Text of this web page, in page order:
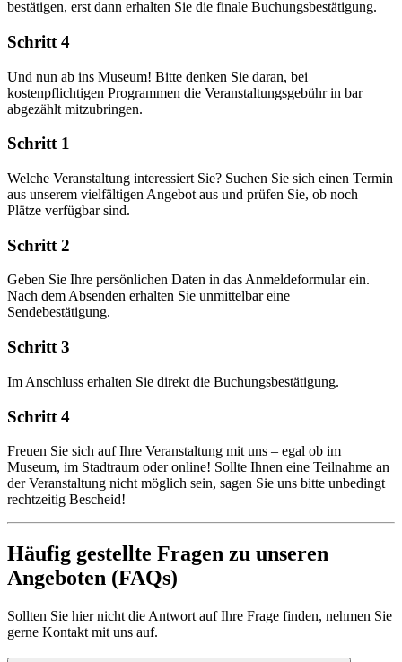
bestätigen, erst dann erhalten Sie die finale Buchungsbestätigung.
Schritt 4
Und nun ab ins Museum! Bitte denken Sie daran, bei
kostenpflichtigen Programmen die Veranstaltungsgebühr in bar
abgezählt mitzubringen.
Schritt 1
Welche Veranstaltung interessiert Sie? Suchen Sie sich einen Termin
aus unserem vielfältigen Angebot aus und prüfen Sie, ob noch
Plätze verfügbar sind.
Schritt 2
Geben Sie Ihre persönlichen Daten in das Anmeldeformular ein.
Nach dem Absenden erhalten Sie unmittelbar eine
Sendebestätigung.
Schritt 3
Im Anschluss erhalten Sie direkt die Buchungsbestätigung.
Schritt 4
Freuen Sie sich auf Ihre Veranstaltung mit uns – egal ob im
Museum, im Stadtraum oder online! Sollte Ihnen eine Teilnahme an
der Veranstaltung nicht möglich sein, sagen Sie uns bitte unbedingt
rechtzeitig Bescheid!
Häufig gestellte Fragen zu unseren
Angeboten (FAQs)
Sollten Sie hier nicht die Antwort auf Ihre Frage finden, nehmen Sie
gerne Kontakt mit uns auf.